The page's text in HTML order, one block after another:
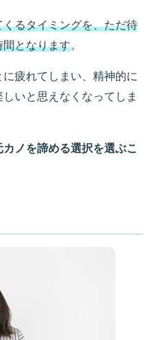
るタイミングを、ただ待
となります。
疲れてしまい、精神的に
いと思えなくなってしま
ノを諦める選択を選ぶこ